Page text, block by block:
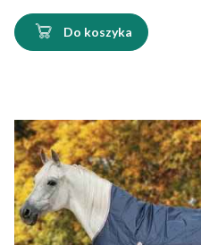
Do koszyka